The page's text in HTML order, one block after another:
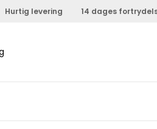
Hurtig levering 14 dages